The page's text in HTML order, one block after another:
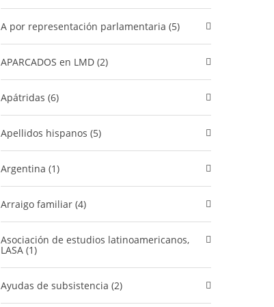
A por representación parlamentaria (5)
APARCADOS en LMD (2)
Apátridas (6)
Apellidos hispanos (5)
Argentina (1)
Arraigo familiar (4)
Asociación de estudios latinoamericanos,
LASA (1)
Ayudas de subsistencia (2)